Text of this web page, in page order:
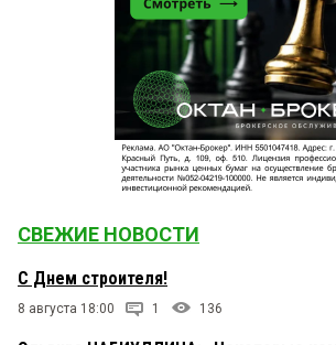
СВЕЖИЕ НОВОСТИ
С Днем строителя!
8 августа 18:00 1 136